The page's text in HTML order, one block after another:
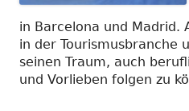
in Barcelona und Madrid.
in der Tourismusbranche
seinen Traum, auch
und Vorlieben folgen zu